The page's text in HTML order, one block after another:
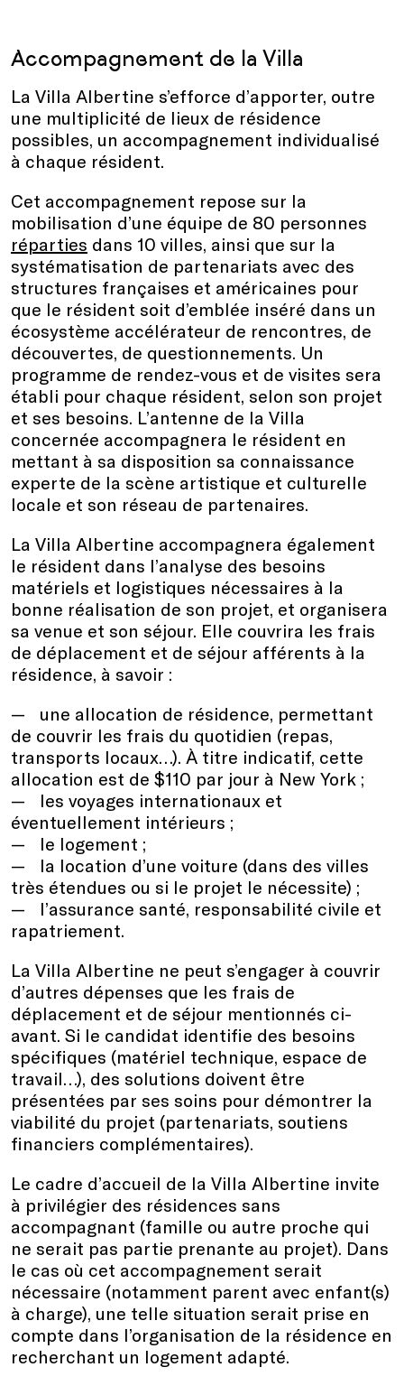
Accompagnement de la Villa
La Villa Albertine s’efforce d’apporter, outre
une multiplicité de lieux de résidence
possibles, un accompagnement individualisé
à chaque résident.
Cet accompagnement repose sur la
mobilisation d’une équipe de 80 personnes
réparties dans 10 villes, ainsi que sur la
systématisation de partenariats avec des
structures françaises et américaines pour
que le résident soit d’emblée inséré dans un
écosystème accélérateur de rencontres, de
découvertes, de questionnements. Un
programme de rendez-vous et de visites sera
établi pour chaque résident, selon son projet
et ses besoins. L’antenne de la Villa
concernée accompagnera le résident en
mettant à sa disposition sa connaissance
experte de la scène artistique et culturelle
locale et son réseau de partenaires.
La Villa Albertine accompagnera également
le résident dans l’analyse des besoins
matériels et logistiques nécessaires à la
bonne réalisation de son projet, et organisera
sa venue et son séjour. Elle couvrira les frais
de déplacement et de séjour afférents à la
résidence, à savoir :
une allocation de résidence, permettant
de couvrir les frais du quotidien (repas,
transports locaux…). À titre indicatif, cette
allocation est de $110 par jour à New York ;
les voyages internationaux et
éventuellement intérieurs ;
le logement ;
la location d’une voiture (dans des villes
très étendues ou si le projet le nécessite) ;
l’assurance santé, responsabilité civile et
rapatriement.
La Villa Albertine ne peut s’engager à couvrir
d’autres dépenses que les frais de
déplacement et de séjour mentionnés ci-
avant. Si le candidat identifie des besoins
spécifiques (matériel technique, espace de
travail…), des solutions doivent être
présentées par ses soins pour démontrer la
viabilité du projet (partenariats, soutiens
financiers complémentaires).
Le cadre d’accueil de la Villa Albertine invite
à privilégier des résidences sans
accompagnant (famille ou autre proche qui
ne serait pas partie prenante au projet). Dans
le cas où cet accompagnement serait
nécessaire (notamment parent avec enfant(s)
à charge), une telle situation serait prise en
compte dans l’organisation de la résidence en
recherchant un logement adapté.